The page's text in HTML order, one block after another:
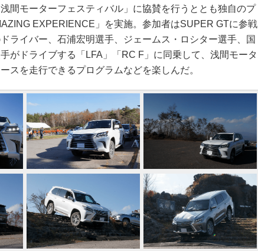
間モーターフェスティバル」に協賛を行うととも独自のプ
EXPERIENCE」を実施。参加者はSUPER GTに参戦
ライバー、石浦宏明選手、ジェームス・ロシター選手、国
がドライブする「LFA」「RC F」に同乗して、浅間モータ
スを走行できるプログラムなどを楽しんだ。